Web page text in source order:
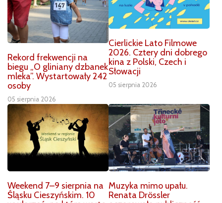
Rekord frekwencji na
biegu „O gliniany dzbanek
mleka”. Wystartowały 242
osoby
05 sierpnia 2026
Cierlickie Lato Filmowe
2026. Cztery dni dobrego
kina z Polski, Czech i
Słowacji
05 sierpnia 2026
Weekend 7–9 sierpnia na
Śląsku Cieszyńskim. 10
Muzyka mimo upału.
Renata Drössler